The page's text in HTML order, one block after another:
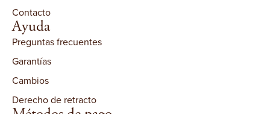
Contacto
Ayuda
Preguntas frecuentes
Garantías
Cambios
Derecho de retracto